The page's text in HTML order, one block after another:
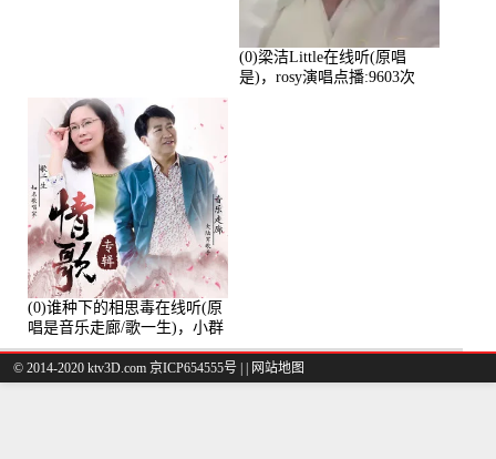
(0)梁洁Little在线听(原唱
是)，rosy演唱点播:9603次
(0)谁种下的相思毒在线听(原
唱是音乐走廊/歌一生)，小群
演唱点播:8975次
© 2014-2020 ktv3D.com 京ICP654555号 | 网站地图